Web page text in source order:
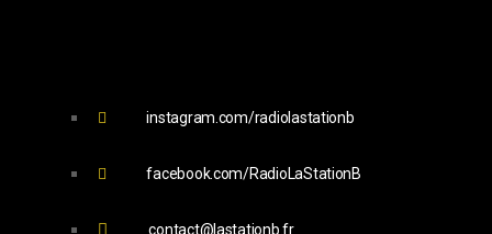
instagram.com/radiolastationb
facebook.com/RadioLaStationB
contact@lastationb.fr